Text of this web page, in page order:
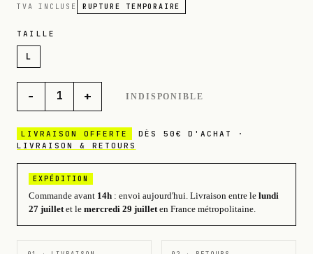
TVA INCLUSE RUPTURE TEMPORAIRE
TAILLE
L
− 1 + INDISPONIBLE
LIVRAISON OFFERTE
DÈS 50€ D'ACHAT ·
LIVRAISON & RETOURS
EXPÉDITION
Commande avant 14h : envoi aujourd'hui. Livraison entre le lundi
27 juillet et le mercredi 29 juillet en France métropolitaine.